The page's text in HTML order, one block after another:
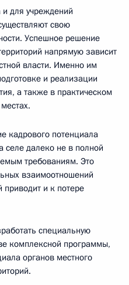
и для учреждений
свою
Успешное решение
напрямую зависит
власти. Именно им
и реализации
а также в практическом
кадрового потенциала
селе далеко не в полной
требованиям. Это
взаимоотношений
и к потере
специальную
комплексной программы,
органов местного